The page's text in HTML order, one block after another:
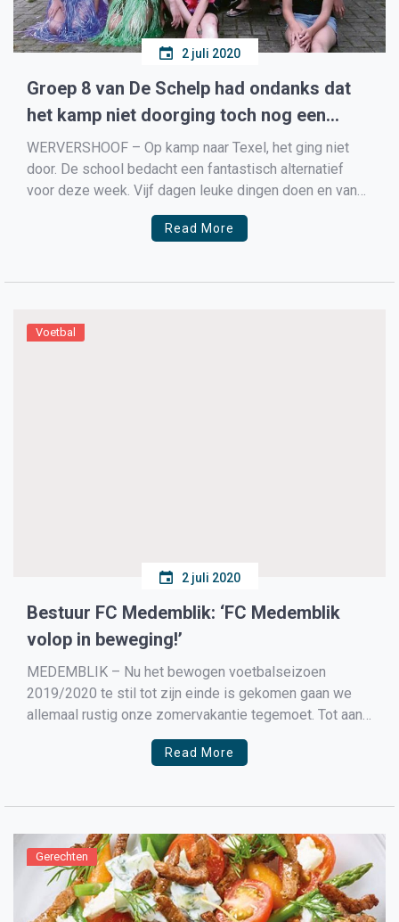
2 juli 2020
Groep 8 van De Schelp had ondanks dat
het kamp niet doorging toch nog een
grandioos eindfeest
WERVERSHOOF – Op kamp naar Texel, het ging niet
door. De school bedacht een fantastisch alternatief
voor deze week. Vijf dagen leuke dingen doen en van
donderdag op vrijdag logeren op school. Het was
geweldig. En als toetje toe beleefde de klas op vrijdag
Read More
Voetbal
2 juli 2020
Bestuur FC Medemblik: ‘FC Medemblik
volop in beweging!’
MEDEMBLIK – Nu het bewogen voetbalseizoen
2019/2020 te stil tot zijn einde is gekomen gaan we
allemaal rustig onze zomervakantie tegemoet. Tot aan
de start van het nieuwe seizoen pakken we allemaal
onze welverdiende rust en gebeurt op de club even
Read More
Gerechten